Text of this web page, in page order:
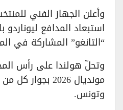
وأعلن الجهاز الفني
استبعاد المدافع ليوناردو
“التانغو” المشاركة في
وتحلّ هولندا على رأس
مونديال 2026 بجوار
وتونس.